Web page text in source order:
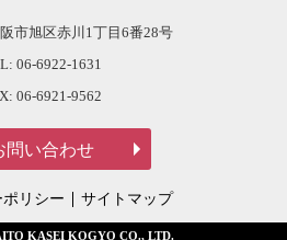
市旭区赤川1丁目6番28号
06-6922-1631
06-6921-9562
リシー サイトマップ
KASEI KOGYO CO., LTD.